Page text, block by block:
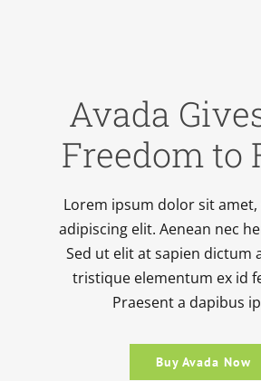
Avada
Freedom to
Lorem ipsum dolor sit
adipiscing elit. Aenean nec
Sed ut elit at sapien dictum
tristique elementum ex id
Praesent a dapibus
Buy Avada Now